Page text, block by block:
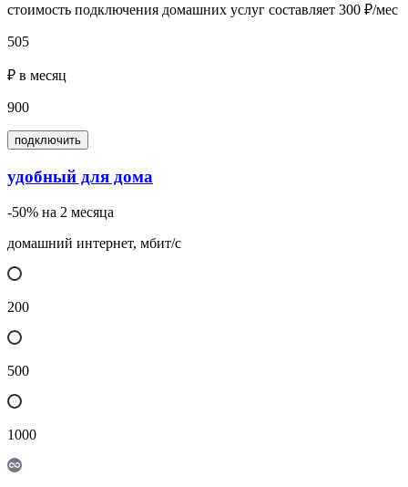
стоимость подключения домашних услуг составляет 300 ₽/мес
505
₽ в месяц
900
подключить
удобный для дома
-50% на 2 месяца
домашний интернет, мбит/с
200
500
1000